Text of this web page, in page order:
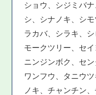
ショウ、シジミバ
シ、シナノキ、シ
ラカバ、シラキ、
モークツリー、セ
ニンジンボク、セ
ワンフウ、タニウ
ノキ、チャンチン